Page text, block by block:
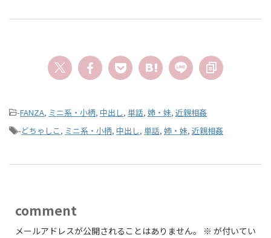
-FANZA, ミニ系・小柄, 中出し, 単話, 姉・妹, 近親相姦
-どちゃしこ, ミニ系・小柄, 中出し, 単話, 姉・妹, 近親相姦
comment
メールアドレスが公開されることはありません。 ※ が付いてい